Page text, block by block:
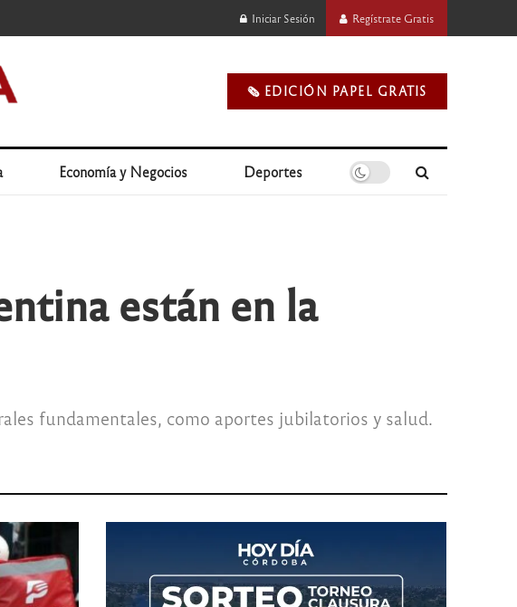
Iniciar Sesión Regístrate Gratis
🗞️ EDICIÓN PAPEL GRATIS
Economía y Negocios Deportes
están en la
fundamentales, como aportes jubilatorios y salud.